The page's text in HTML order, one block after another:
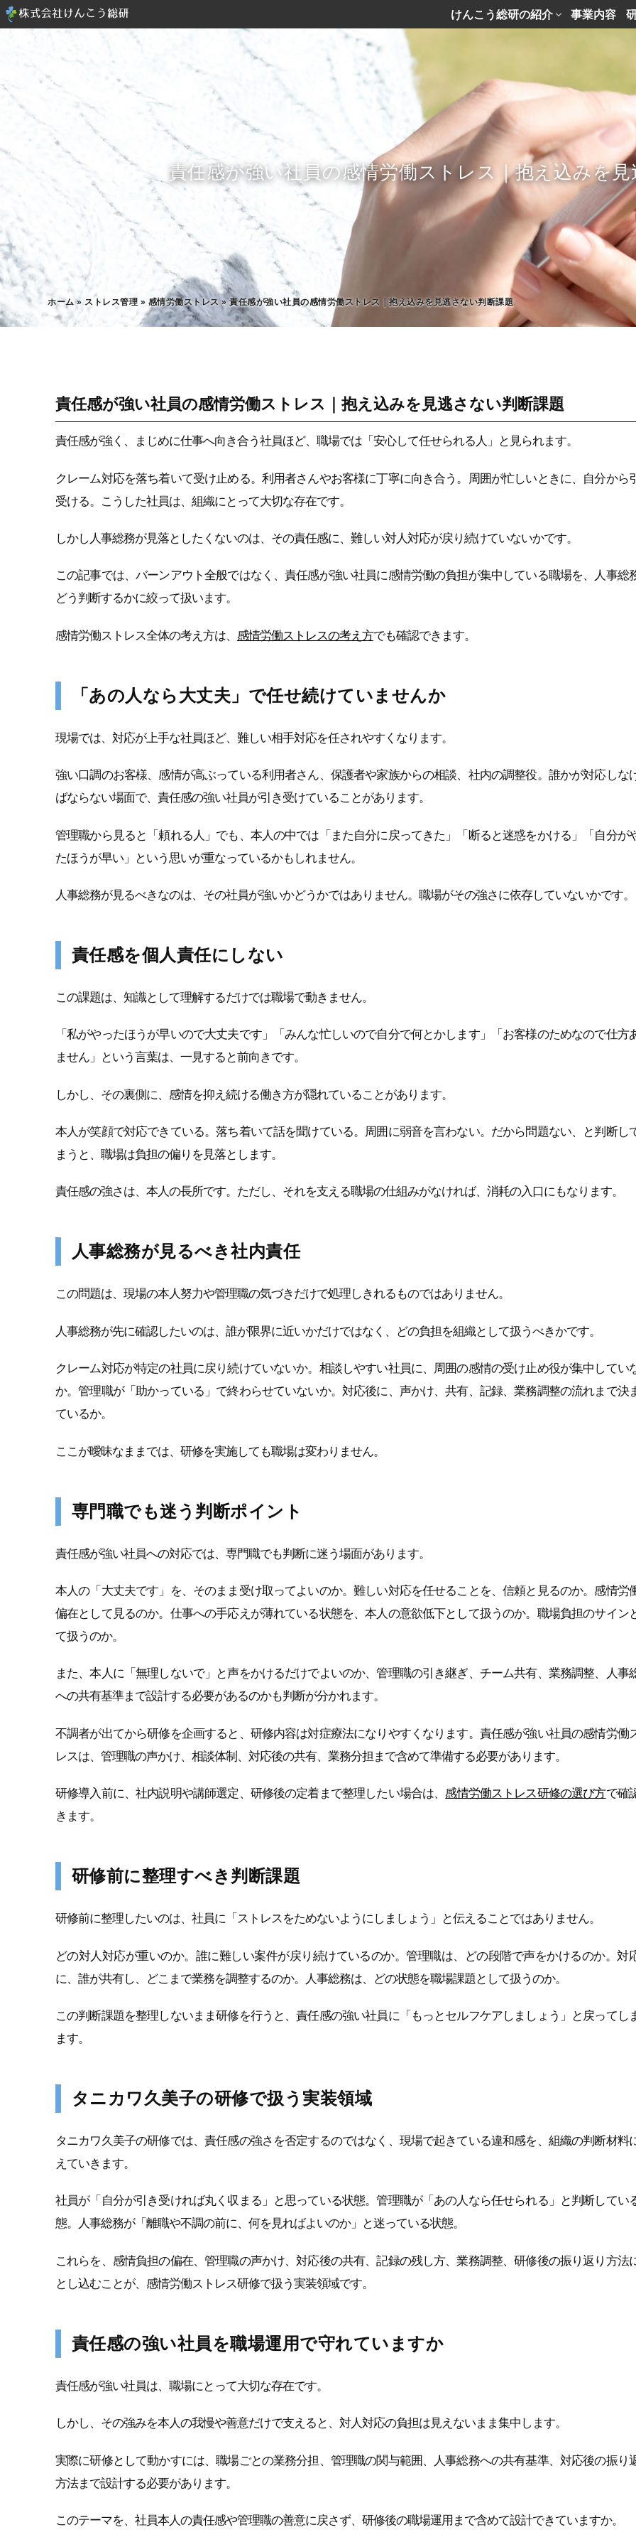
けんこう総研の紹介 事業内容
責任感が強い社員の感情労働ストレス｜抱え込みを
ホーム» ストレス管理 » 感情労働ストレス »責任感が強い社員の感情労働ストレス｜抱え込みを見逃さない判断課題
責任感が強い社員の感情労働ストレス｜抱え込みを見逃さない判断課題
責任感が強く、まじめに仕事へ向き合う社員ほど、職場では「安心して任せられる人」と見られます。
クレーム対応を落ち着いて受け止める。利用者さんやお客様に丁寧に向き合う。周囲が忙しいときに、自分から
受ける。こうした社員は、組織にとって大切な存在です。
しかし人事総務が見落としたくないのは、その責任感に、難しい対人対応が戻り続けていないかです。
この記事では、バーンアウト全般ではなく、責任感が強い社員に感情労働の負担が集中している職場を、人事総
どう判断するかに絞って扱います。
感情労働ストレス全体の考え方は、 感情労働ストレスの考え方でも確認できます。
「あの人なら大丈夫」で任せ続けていませんか
現場では、対応が上手な社員ほど、難しい相手対応を任されやすくなります。
強い口調のお客様、感情が高ぶっている利用者さん、保護者や家族からの相談、社内の調整役。誰かが対応しな
ばならない場面で、責任感の強い社員が引き受けていることがあります。
管理職から見ると「頼れる人」でも、本人の中では「また自分に戻ってきた」「断ると迷惑をかける」「自分が
たほうが早い」という思いが重なっているかもしれません。
人事総務が見るべきなのは、その社員が強いかどうかではありません。職場がその強さに依存していないかです。
責任感を個人責任にしない
この課題は、知識として理解するだけでは職場で動きません。
「私がやったほうが早いので大丈夫です」「みんな忙しいので自分で何とかします」「お客様のためなので仕方
ません」という言葉は、一見すると前向きです。
しかし、その裏側に、感情を抑え続ける働き方が隠れていることがあります。
本人が笑顔で対応できている。落ち着いて話を聞けている。周囲に弱音を言わない。だから問題ない、と判断し
まうと、職場は負担の偏りを見落とします。
責任感の強さは、本人の長所です。ただし、それを支える職場の仕組みがなければ、消耗の入口にもなります。
人事総務が見るべき社内責任
この問題は、現場の本人努力や管理職の気づきだけで処理しきれるものではありません。
人事総務が先に確認したいのは、誰が限界に近いかだけではなく、どの負担を組織として扱うべきかです。
クレーム対応が特定の社員に戻り続けていないか。相談しやすい社員に、周囲の感情の受け止め役が集中してい
か。管理職が「助かっている」で終わらせていないか。対応後に、声かけ、共有、記録、業務調整の流れまで決
ているか。
ここが曖昧なままでは、研修を実施しても職場は変わりません。
専門職でも迷う判断ポイント
責任感が強い社員への対応では、専門職でも判断に迷う場面があります。
本人の「大丈夫です」を、そのまま受け取ってよいのか。難しい対応を任せることを、信頼と見るのか。感情労
偏在として見るのか。仕事への手応えが薄れている状態を、本人の意欲低下として扱うのか。職場負担のサイン
て扱うのか。
また、本人に「無理しないで」と声をかけるだけでよいのか、管理職の引き継ぎ、チーム共有、業務調整、人事
への共有基準まで設計する必要があるのかも判断が分かれます。
不調者が出てから研修を企画すると、研修内容は対症療法になりやすくなります。責任感が強い社員の感情労働
レスは、管理職の声かけ、相談体制、対応後の共有、業務分担まで含めて準備する必要があります。
研修導入前に、社内説明や講師選定、研修後の定着まで整理したい場合は、感情労働ストレス研修の選び方で確
きます。
研修前に整理すべき判断課題
研修前に整理したいのは、社員に「ストレスをためないようにしましょう」と伝えることではありません。
どの対人対応が重いのか。誰に難しい案件が戻り続けているのか。管理職は、どの段階で声をかけるのか。対
に、誰が共有し、どこまで業務を調整するのか。人事総務は、どの状態を職場課題として扱うのか。
この判断課題を整理しないまま研修を行うと、責任感の強い社員に「もっとセルフケアしましょう」と戻ってし
ます。
タニカワ久美子の研修で扱う実装領域
タニカワ久美子の研修では、責任感の強さを否定するのではなく、現場で起きている違和感を、組織の判断材料
えていきます。
社員が「自分が引き受ければ丸く収まる」と思っている状態。管理職が「あの人なら任せられる」と判断してい
態。人事総務が「離職や不調の前に、何を見ればよいのか」と迷っている状態。
これらを、感情負担の偏在、管理職の声かけ、対応後の共有、記録の残し方、業務調整、研修後の振り返り方法
とし込むことが、感情労働ストレス研修で扱う実装領域です。
責任感の強い社員を職場運用で守れていますか
責任感が強い社員は、職場にとって大切な存在です。
しかし、その強みを本人の我慢や善意だけで支えると、対人対応の負担は見えないまま集中します。
実際に研修として動かすには、職場ごとの業務分担、管理職の関与範囲、人事総務への共有基準、対応後の振り
方法まで設計する必要があります。
このテーマを、社員本人の責任感や管理職の善意に戻さず、研修後の職場運用まで含めて設計できていますか。